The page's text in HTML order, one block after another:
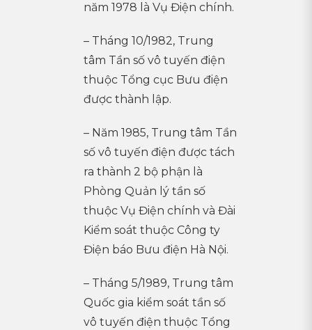
năm 1978 là Vụ Điện chính.
– Tháng 10/1982, Trung
tâm Tần số vô tuyến điện
thuộc Tổng cục Bưu điện
được thành lập.
– Năm 1985, Trung tâm Tần
số vô tuyến điện được tách
ra thành 2 bộ phận là
Phòng Quản lý tần số
thuộc Vụ Điện chính và Đài
Kiểm soát thuộc Công ty
Điện báo Bưu điện Hà Nội.
– Tháng 5/1989, Trung tâm
Quốc gia kiểm soát tần số
vô tuyến điện thuộc Tổng